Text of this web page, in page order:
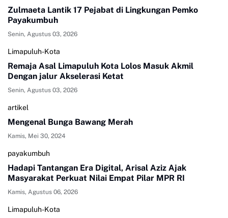
Zulmaeta Lantik 17 Pejabat di Lingkungan Pemko
Payakumbuh
Senin, Agustus 03, 2026
Limapuluh-Kota
Remaja Asal Limapuluh Kota Lolos Masuk Akmil
Dengan jalur Akselerasi Ketat
Senin, Agustus 03, 2026
artikel
Mengenal Bunga Bawang Merah
Kamis, Mei 30, 2024
payakumbuh
Hadapi Tantangan Era Digital, Arisal Aziz Ajak
Masyarakat Perkuat Nilai Empat Pilar MPR RI
Kamis, Agustus 06, 2026
Limapuluh-Kota